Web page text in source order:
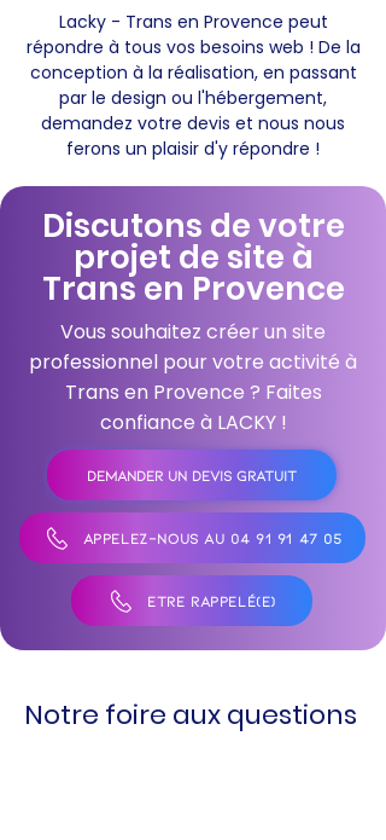
Lacky - Trans en Provence peut
répondre à tous vos besoins web ! De la
conception à la réalisation, en passant
par le design ou l'hébergement,
demandez votre devis et nous nous
ferons un plaisir d'y répondre !
Discutons de votre
projet de site à
Trans en Provence
Vous souhaitez créer un site
professionnel pour votre activité à
Trans en Provence ? Faites
confiance à LACKY !
DEMANDER UN DEVIS GRATUIT
APPELEZ-NOUS AU 04 91 91 47 05
ÊTRE RAPPELÉ(E)
Notre foire aux questions